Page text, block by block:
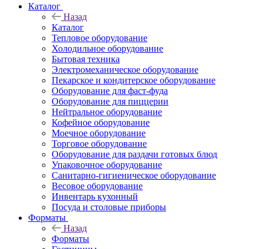
Каталог
Назад
Каталог
Тепловое оборудование
Холодильное оборудование
Бытовая техника
Электромеханическое оборудование
Пекарское и кондитерское оборудование
Оборудование для фаст-фуда
Оборудование для пиццерии
Нейтральное оборудование
Кофейное оборудование
Моечное оборудование
Торговое оборудование
Оборудование для раздачи готовых блюд
Упаковочное оборудование
Санитарно-гигиеническое оборудование
Весовое оборудование
Инвентарь кухонный
Посуда и столовые приборы
Форматы
Назад
Форматы